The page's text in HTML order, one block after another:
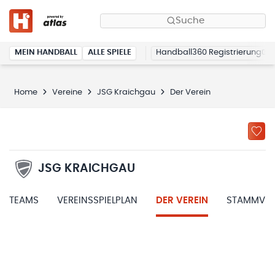
Suche
MEIN HANDBALL ALLE SPIELE Handball360 Registrierung
Home Vereine JSG Kraichgau Der Verein
JSG KRAICHGAU
TEAMS VEREINSSPIELPLAN DER VEREIN